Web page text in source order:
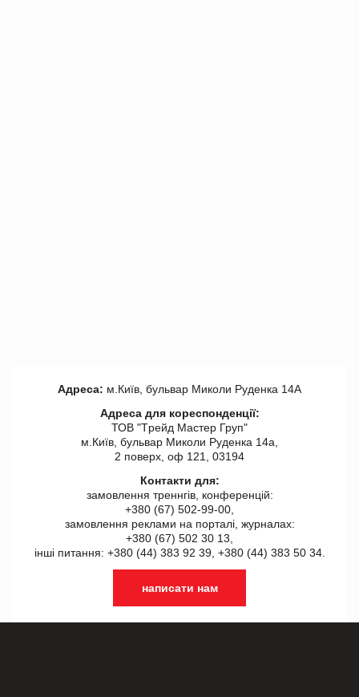
Адреса: м.Київ, бульвар Миколи Руденка 14А
Адреса для кореспонденції:
ТОВ "Tрейд Мастер Груп"
м.Київ, бульвар Миколи Руденка 14а,
2 поверх, оф 121, 03194
Контакти для:
замовлення треннгів, конференцій:
+380 (67) 502-99-00,
замовлення реклами на порталі, журналах:
+380 (67) 502 30 13,
інші питання: +380 (44) 383 92 39, +380 (44) 383 50 34.
написати нам